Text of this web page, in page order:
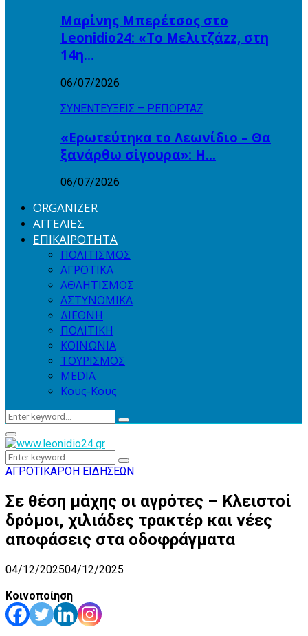
Μαρίνης Μπερέτσος στο
Leonidio24: «Το Μελιτζάzz, στη
14η…
06/07/2026
ΣΥΝΕΝΤΕΥΞΕΙΣ – ΡΕΠΟΡΤΑΖ
«Ερωτεύτηκα το Λεωνίδιο – Θα
ξανάρθω σίγουρα»: Η…
06/07/2026
ORGANIZER
ΑΓΓΕΛΙΕΣ
ΕΠΙΚΑΙΡΟΤΗΤΑ
ΠΟΛΙΤΙΣΜΟΣ
ΑΓΡΟΤΙΚΑ
ΑΘΛΗΤΙΣΜΟΣ
ΑΣΤΥΝΟΜΙΚΑ
ΔΙΕΘΝΗ
ΠΟΛΙΤΙΚΗ
ΚΟΙΝΩΝΙΑ
ΤΟΥΡΙΣΜΟΣ
MEDIA
Κους-Κους
Search
Search
Primary
Menu
Search
for:
Search
ΑΓΡΟΤΙΚΑΡΟΗ ΕΙΔΗΣΕΩΝ
Σε θέση μάχης οι αγρότες – Κλειστοί
δρόμοι, χιλιάδες τρακτέρ και νέες
αποφάσεις στα οδοφράγματα
04/12/202504/12/2025
Κοινοποίηση